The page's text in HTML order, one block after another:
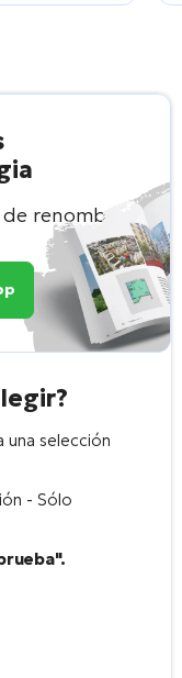
renombre
una selección
- Sólo